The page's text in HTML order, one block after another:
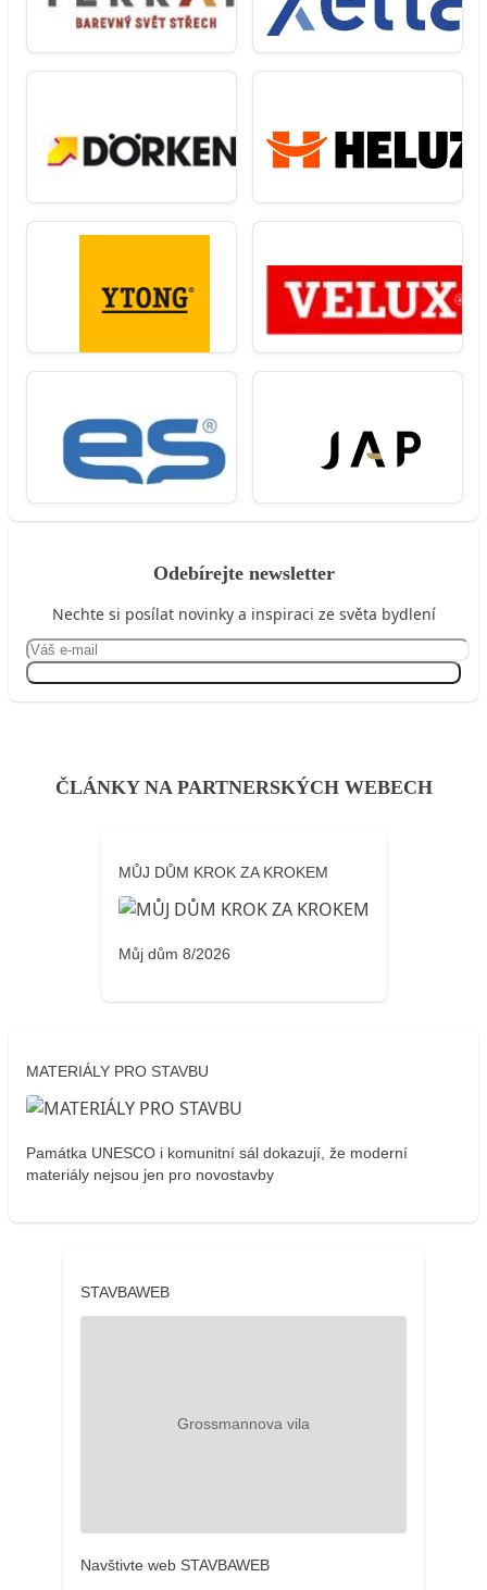
Odebírejte newsletter
Nechte si posílat novinky a inspiraci ze světa bydlení
ČLÁNKY NA PARTNERSKÝCH WEBECH
MŮJ DŮM KROK ZA KROKEM
Můj dům 8/2026
MATERIÁLY PRO STAVBU
Památka UNESCO i komunitní sál dokazují, že moderní
materiály nejsou jen pro novostavby
STAVBAWEB
Navštivte web STAVBAWEB